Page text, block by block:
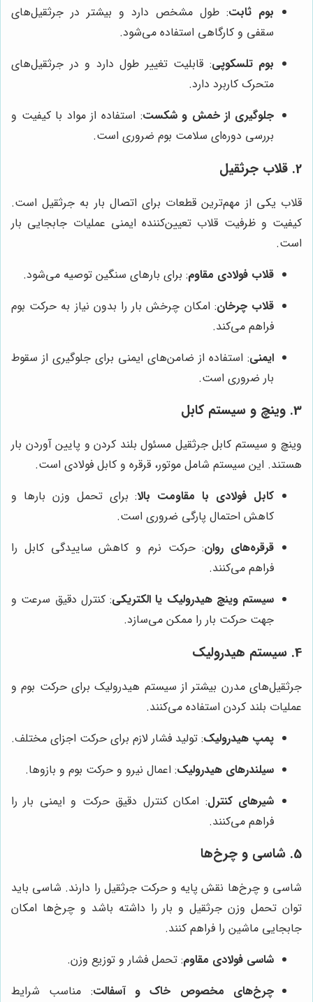
بوم ثابت: طول مشخص دارد و بیشتر در جرثقیل‌های
سقفی و کارگاهی استفاده می‌شود.
بوم تلسکوپی: قابلیت تغییر طول دارد و در جرثقیل‌های
متحرک کاربرد دارد.
جلوگیری از خمش و شکست: استفاده از مواد با کیفیت و
بررسی دوره‌ای سلامت بوم ضروری است.
2. قلاب جرثقیل
قلاب یکی از مهم‌ترین قطعات برای اتصال بار به جرثقیل است.
کیفیت و ظرفیت قلاب تعیین‌کننده ایمنی عملیات جابجایی بار
است.
قلاب فولادی مقاوم: برای بارهای سنگین توصیه می‌شود.
قلاب چرخان: امکان چرخش بار را بدون نیاز به حرکت بوم
فراهم می‌کند.
ایمنی: استفاده از ضامن‌های ایمنی برای جلوگیری از سقوط
بار ضروری است.
3. وینچ و سیستم کابل
وینچ و سیستم کابل جرثقیل مسئول بلند کردن و پایین آوردن بار
هستند. این سیستم شامل موتور، قرقره و کابل فولادی است.
کابل فولادی با مقاومت بالا: برای تحمل وزن بارها و
کاهش احتمال پارگی ضروری است.
قرقره‌های روان: حرکت نرم و کاهش ساییدگی کابل را
فراهم می‌کنند.
سیستم وینچ هیدرولیک یا الکتریکی: کنترل دقیق سرعت و
جهت حرکت بار را ممکن می‌سازد.
4. سیستم هیدرولیک
جرثقیل‌های مدرن بیشتر از سیستم هیدرولیک برای حرکت بوم و
عملیات بلند کردن استفاده می‌کنند.
پمپ هیدرولیک: تولید فشار لازم برای حرکت اجزای مختلف.
سیلندرهای هیدرولیک: اعمال نیرو و حرکت بوم و بازوها.
شیرهای کنترل: امکان کنترل دقیق حرکت و ایمنی بار را
فراهم می‌کنند.
5. شاسی و چرخ‌ها
شاسی و چرخ‌ها نقش پایه و حرکت جرثقیل را دارند. شاسی باید
توان تحمل وزن جرثقیل و بار را داشته باشد و چرخ‌ها امکان
جابجایی ماشین را فراهم کنند.
شاسی فولادی مقاوم: تحمل فشار و توزیع وزن.
چرخ‌های مخصوص خاک و آسفالت: مناسب شرایط